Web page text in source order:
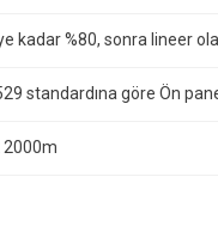
kadar %80, sonra lineer
standardına göre Ön
2000m